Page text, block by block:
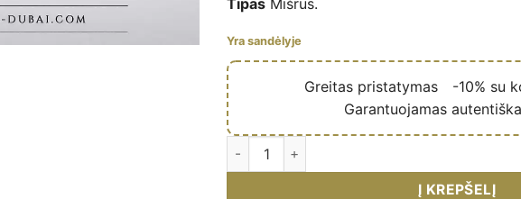
Tipas Mišrūs.
Yra sandėlyje
Greitas pristatymas -10% su
Garantuojamas
Musk Al-Qamar – Eau de parfum de niche
Į KREPŠELĮ